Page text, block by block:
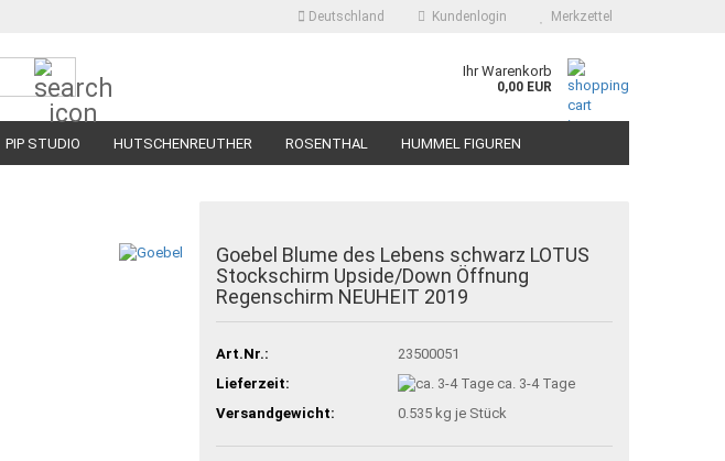
Deutschland Kundenlogin Merkzettel
Ihr Warenkorb
0,00 EUR
PIP STUDIO HUTSCHENREUTHER ROSENTHAL HUMMEL FIGUREN
Goebel Blume des Lebens schwarz LOTUS
Stockschirm Upside/Down Öffnung
Regenschirm NEUHEIT 2019
Art.Nr.:
23500051
Lieferzeit:
ca. 3-4 Tage
Versandgewicht:
0.535 kg je Stück